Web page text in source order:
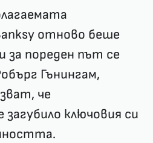
отново беше
за пореден път се
Гънингам,
че
ключовия си